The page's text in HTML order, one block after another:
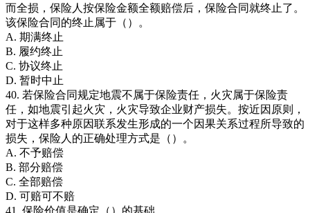
而全损，保险人按保险金额全额赔偿后，保险合同就终止了。
该保险合同的终止属于（）。
A. 期满终止
B. 履约终止
C. 协议终止
D. 暂时中止
40. 若保险合同规定地震不属于保险责任，火灾属于保险责
任，如地震引起火灾，火灾导致企业财产损失。按近因原则，
对于这样多种原因联系发生形成的一个因果关系过程所导致的
损失，保险人的正确处理方式是（）。
A. 不予赔偿
B. 部分赔偿
C. 全部赔偿
D. 可赔可不赔
41. 保险价值是确定（）的基础。